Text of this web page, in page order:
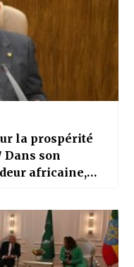
la prospérité
Dans son
africaine,
Tebboune